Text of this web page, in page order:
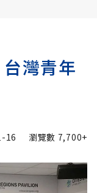
灣青年
16 瀏覽數 7,700+